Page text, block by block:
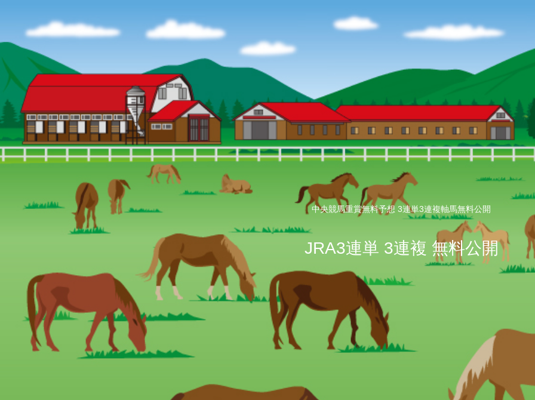
中央競馬重賞無料予想 3連単3連複軸馬無料公開
JRA3連単 3連複 無料公開